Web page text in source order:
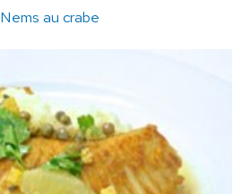
Nems au crabe